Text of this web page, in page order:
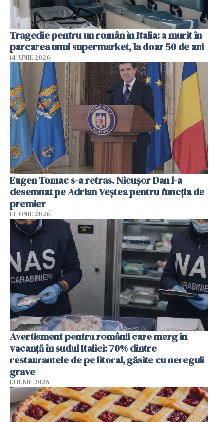
Tragedie pentru un român în Italia: a murit în
parcarea unui supermarket, la doar 50 de ani
14 IUNIE 2026
Eugen Tomac s-a retras. Nicușor Dan l-a
desemnat pe Adrian Veștea pentru funcția de
premier
14 IUNIE 2026
Avertisment pentru românii care merg în
vacanță în sudul Italiei: 70% dintre
restaurantele de pe litoral, găsite cu nereguli
grave
13 IUNIE 2026